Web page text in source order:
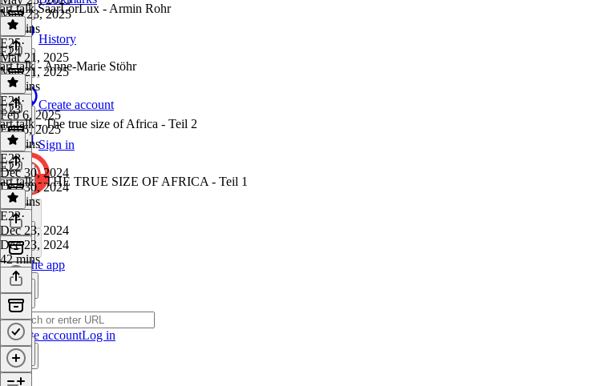
History
Create account
Sign in
Get the app
Create accountLog in
May 23, 2025
36 mins
art talk SaarLorLux - Armin Rohr
E25·
Mar 21, 2025
Mar 21, 2025
47 mins
E24
art talk - Anne-Marie Stöhr
E24·
Feb 6, 2025
Feb 6, 2025
26 mins
E23
art talk - The true size of Africa - Teil 2
E23·
Dec 30, 2024
Dec 30, 2024
27 mins
E22
art talk - THE TRUE SIZE OF AFRICA - Teil 1
E22·
Dec 23, 2024
Dec 23, 2024
42 mins